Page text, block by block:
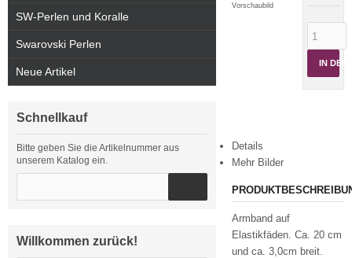
Vorschaubild
IN DEN
Details
Mehr Bilder
Armband auf
Elastikfäden. Ca. 20 cm
und ca. 3,0cm breit.
SW-Perlen und Koralle
Swarovski Perlen
Neue Artikel
Schnellkauf
Bitte geben Sie die Artikelnummer aus
unserem Katalog ein.
Willkommen zurück!